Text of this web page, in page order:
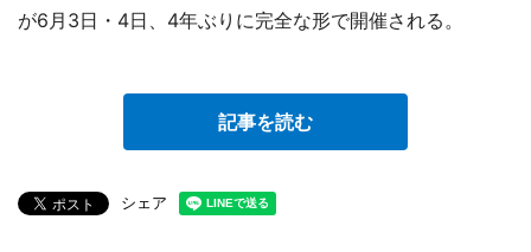
が6月3日・4日、4年ぶりに完全な形で開催される。
記事を読む
シェア